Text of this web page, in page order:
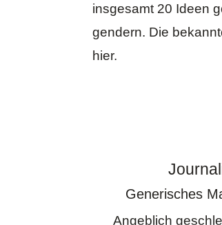
insgesamt 20 Ideen
gendern. Die
hier.
Generisches
Angeblich